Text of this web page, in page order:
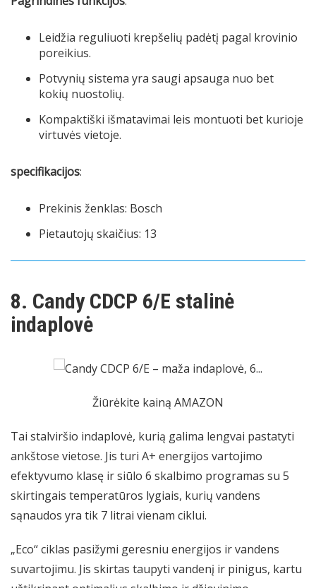
Leidžia reguliuoti krepšelių padėtį pagal krovinio
poreikius.
Potvynių sistema yra saugi apsauga nuo bet
kokių nuostolių.
Kompaktiški išmatavimai leis montuoti bet kurioje
virtuvės vietoje.
specifikacijos:
Prekinis ženklas: Bosch
Pietautojų skaičius: 13
8. Candy CDCP 6/E stalinė
indaplovė
Žiūrėkite kainą AMAZON
Tai stalviršio indaplovė, kurią galima lengvai pastatyti
ankštose vietose. Jis turi A+ energijos vartojimo
efektyvumo klasę ir siūlo 6 skalbimo programas su 5
skirtingais temperatūros lygiais, kurių vandens
sąnaudos yra tik 7 litrai vienam ciklui.
„Eco“ ciklas pasižymi geresniu energijos ir vandens
suvartojimu. Jis skirtas taupyti vandenį ir pinigus, kartu